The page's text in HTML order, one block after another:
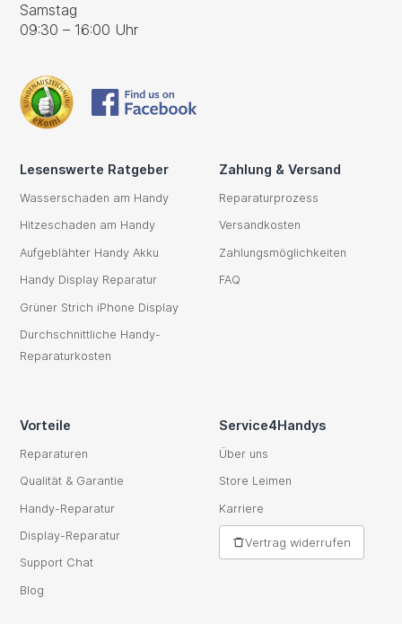
Samstag
09:30 – 16:00 Uhr
Lesenswerte Ratgeber
Wasserschaden am Handy
Hitzeschaden am Handy
Aufgeblähter Handy Akku
Handy Display Reparatur
Grüner Strich iPhone Display
Durchschnittliche Handy-
Reparaturkosten
Zahlung & Versand
Reparaturprozess
Versandkosten
Zahlungsmöglichkeiten
FAQ
Vorteile
Reparaturen
Qualität & Garantie
Handy-Reparatur
Display-Reparatur
Support Chat
Blog
Service4Handys
Über uns
Store Leimen
Karriere
Vertrag widerrufen